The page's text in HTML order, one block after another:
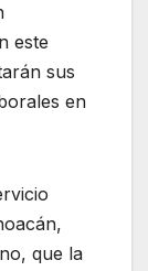
este
sus
en
que la